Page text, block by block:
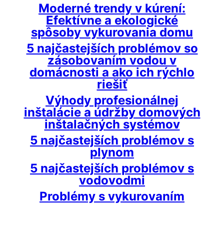
Moderné trendy v kúrení:
Efektívne a ekologické
spôsoby vykurovania domu
5 najčastejších problémov so
zásobovaním vodou v
domácnosti a ako ich rýchlo
riešiť
Výhody profesionálnej
inštalácie a údržby domových
inštalačných systémov
5 najčastejších problémov s
plynom
5 najčastejších problémov s
vodovodmi
Problémy s vykurovaním